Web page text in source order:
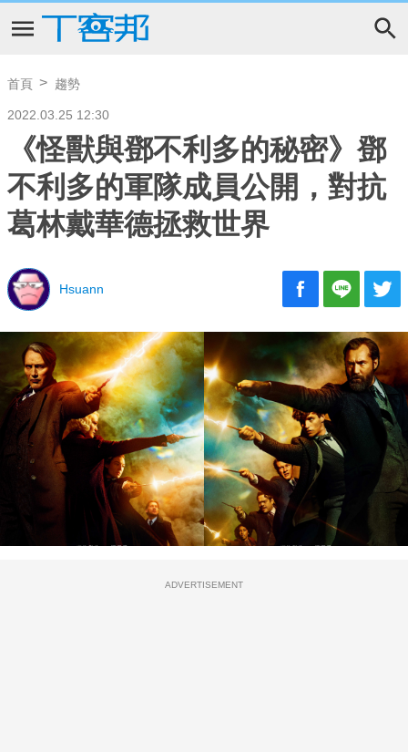
首頁 趨勢
2022.03.25 12:30
《怪獸與鄧不利多的秘密》鄧
不利多的軍隊成員公開，對抗
葛林戴華德拯救世界
Hsuann
ADVERTISEMENT